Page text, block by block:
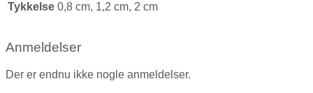
Tykkelse 0,8 cm, 1,2 cm, 2 cm
Anmeldelser
Der er endnu ikke nogle anmeldelser.